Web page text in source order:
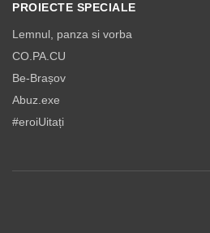
PROIECTE SPECIALE
Lemnul, panza si vorba
CO.PA.CU
Be-Brașov
Abuz.exe
#eroiUitați